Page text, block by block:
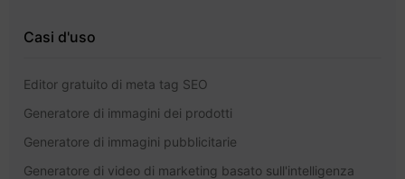
Casi d'uso
Editor gratuito di meta tag SEO
Generatore di immagini dei prodotti
Generatore di immagini pubblicitarie
Generatore di video di marketing basato sull'intelligenza